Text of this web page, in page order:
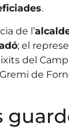
.
de l’
; el
del Camp
de